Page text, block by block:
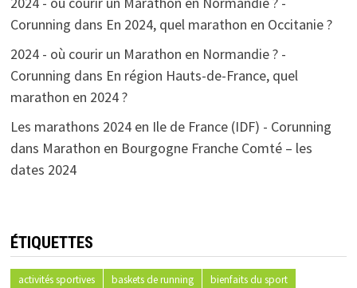
Corunning dans En 2024, quel marathon en Occitanie ?
2024 - où courir un Marathon en Normandie ? -
Corunning dans En région Hauts-de-France, quel
marathon en 2024 ?
Les marathons 2024 en Ile de France (IDF) - Corunning
dans Marathon en Bourgogne Franche Comté – les
dates 2024
ÉTIQUETTES
activités sportives baskets de running
bienfaits du sport